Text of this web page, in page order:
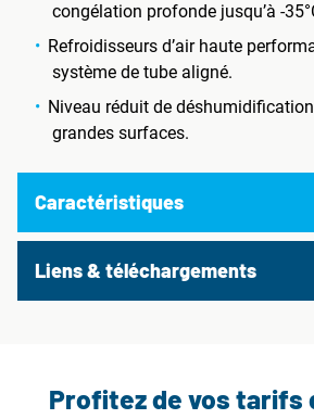
congélation profonde jusqu’à -
Refroidisseurs d’air haute
système de tube aligné.
Niveau réduit de
grandes surfaces.
Caractéristiques
Liens & téléchargements
Profitez de vos tarifs